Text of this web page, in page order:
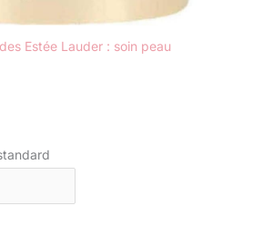
Estée Lauder : soin peau